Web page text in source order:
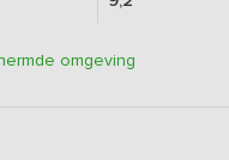
omgeving